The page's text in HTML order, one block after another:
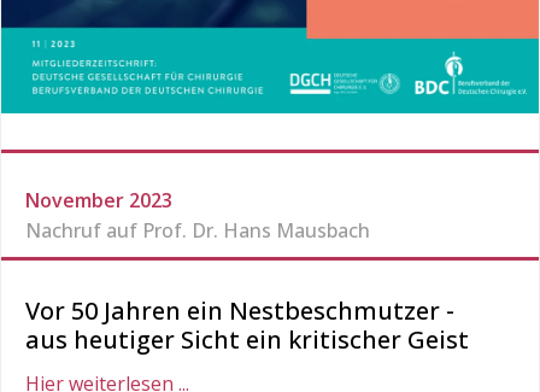
November 2023
Nachruf auf Prof. Dr. Hans Mausbach
Vor 50 Jahren ein Nestbeschmutzer -
aus heutiger Sicht ein kritischer Geist
Hier weiterlesen ...